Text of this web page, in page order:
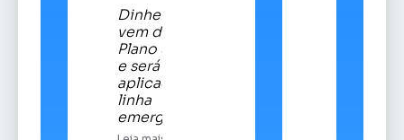
Dinheiro
vem do
Plano Safra
e será
aplicado em
linha
emergencial